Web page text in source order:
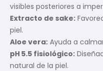
visibles posteriores a
Extracto de sake:
piel.
Aloe vera: Ayuda a
pH 5.5 fisiológico:
natural de la piel.